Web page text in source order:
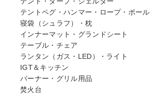
テントペグ・ハンマー・ロープ・ポール
寝袋（シュラフ）・枕
インナーマット・グランドシート
テーブル・チェア
ランタン（ガス・LED）・ライト
IGT＆キッチン
バーナー・グリル用品
焚火台